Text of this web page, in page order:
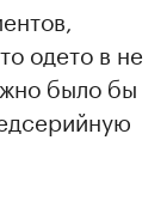
одето в не
было бы